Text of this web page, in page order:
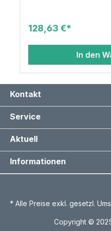
128,63 €*
In den
Kontakt
Service
Aktuell
Informationen
* Alle Preise exkl. gesetzl.
Copyright ©